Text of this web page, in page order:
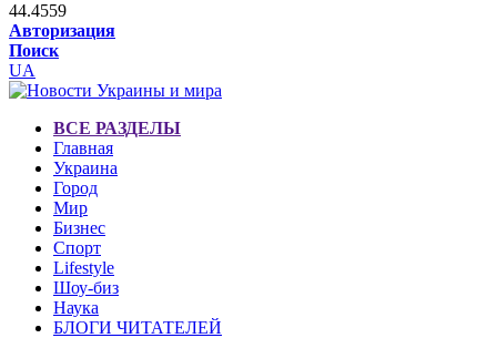
44.4559
Авторизация
Поиск
UA
ВСЕ РАЗДЕЛЫ
Главная
Украина
Город
Мир
Бизнес
Спорт
Lifestyle
Шоу-биз
Наука
БЛОГИ ЧИТАТЕЛЕЙ